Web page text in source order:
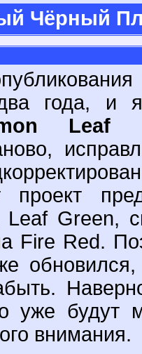
Чёрный
года, и я
Leaf
проект
Leaf Green,
Fire Red.
уже будут
внимания.